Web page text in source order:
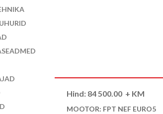
Hind: 84 500.00 + KM
MOOTOR: FPT NEF EURO5